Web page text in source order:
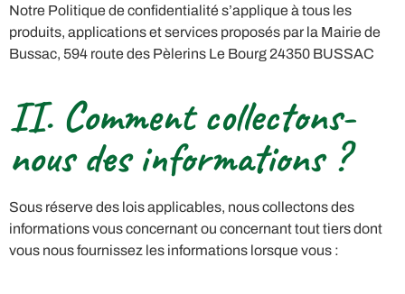
Notre Politique de confidentialité s’applique à tous les
produits, applications et services proposés par la Mairie de
Bussac, 594 route des Pèlerins Le Bourg 24350 BUSSAC
II. Comment collectons-
nous des informations ?
Sous réserve des lois applicables, nous collectons des
informations vous concernant ou concernant tout tiers dont
vous nous fournissez les informations lorsque vous :